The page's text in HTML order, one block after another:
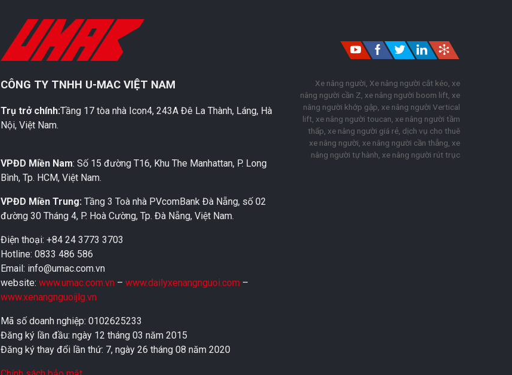
CÔNG TY TNHH U-MAC VIỆT NAM
Trụ trở chính:Tầng 17 tòa nhà Icon4, 243A Đê La Thành, Láng, Hà
Nội, Việt Nam.
VPĐD Miền Nam: Số 15 đường T16, Khu The Manhattan, P. Long
Bình, Tp. HCM, Việt Nam.
VPĐD Miền Trung: Tầng 3 Toà nhà PVcomBank Đà Nẵng, số 02
đường 30 Tháng 4, P. Hoà Cường, Tp. Đà Nẵng, Việt Nam.
Điện thoại: +84 24 3773 3703
Hotline: 0833 486 586
Email: info@umac.com.vn
website: www.umac.com.vn – www.dailyxenangnguoi.com –
www.xenangnguoijlg.vn
Mã số doanh nghiệp: 0102625233
Đăng ký lần đầu: ngày 12 tháng 03 năm 2015
Đăng ký thay đổi lần thứ: 7, ngày 26 tháng 08 năm 2020
Xe nâng người, Xe nâng người cắt kéo, xe
nâng người cần Z, xe nâng người boom lift, xe
nâng người khớp gập, xe nâng người Vertical
lift, xe nâng người toucan, xe nâng người tầm
thấp, xe nâng người giá rẻ, dịch vụ cho thuê
xe nâng người, xe nâng người cần thẳng, xe
nâng người tự hành, xe nâng người rút trục